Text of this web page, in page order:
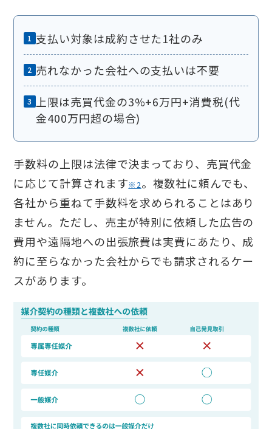
支払い対象は成約させた1社のみ
売れなかった会社への支払いは不要
上限は売買代金の3%+6万円+消費税(代
金400万円超の場合)
手数料の上限は法律で決まっており、売買代金
に応じて計算されます※2。複数社に頼んでも、
各社から重ねて手数料を求められることはあり
ません。ただし、売主が特別に依頼した広告の
費用や遠隔地への出張旅費は実費にあたり、成
約に至らなかった会社からでも請求されるケー
スがあります。